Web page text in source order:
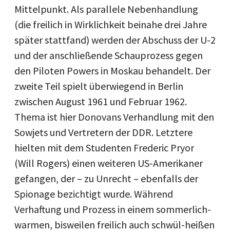
Mittelpunkt. Als parallele Nebenhandlung
(die freilich in Wirklichkeit beinahe drei Jahre
später stattfand) werden der Abschuss der U-2
und der anschließende Schauprozess gegen
den Piloten Powers in Moskau behandelt. Der
zweite Teil spielt überwiegend in Berlin
zwischen August 1961 und Februar 1962.
Thema ist hier Donovans Verhandlung mit den
Sowjets und Vertretern der DDR. Letztere
hielten mit dem Studenten Frederic Pryor
(Will Rogers) einen weiteren US-Amerikaner
gefangen, der – zu Unrecht – ebenfalls der
Spionage bezichtigt wurde. Während
Verhaftung und Prozess in einem sommerlich-
warmen, bisweilen freilich auch schwül-heißen